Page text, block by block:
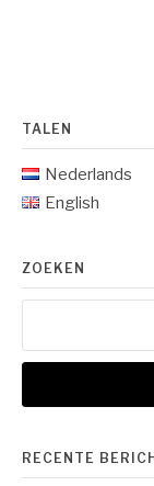
TALEN
Nederlands
English
ZOEKEN
RECENTE